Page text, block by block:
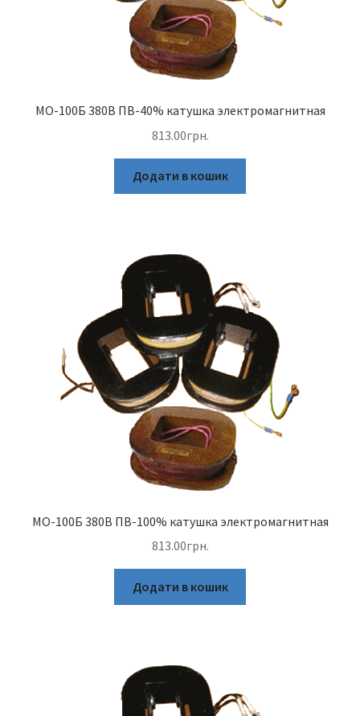
МО-100Б 380В ПВ-40% катушка электромагнитная
813.00грн.
Додати в кошик
МО-100Б 380В ПВ-100% катушка электромагнитная
813.00грн.
Додати в кошик